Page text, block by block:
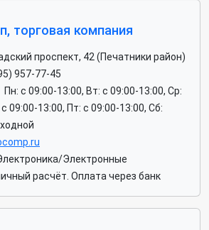
торговая компания
проспект, 42 (Печатники район)
957-77-45
Пн: c 09:00-13:00, Вт: c 09:00-13:00, Ср:
09:00-13:00, Пт: c 09:00-13:00, Сб:
Электронные
расчёт. Оплата через банк